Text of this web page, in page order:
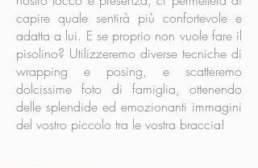
capire quale sentirà più confortevole e
adatta a lui. E se proprio non vuole fare il
pisolino? Utilizzeremo diverse tecniche di
wrapping e posing, e scatteremo
dolcissime foto di famiglia, ottenendo
delle splendide ed emozionanti immagini
del vostro piccolo tra le vostra braccia!​